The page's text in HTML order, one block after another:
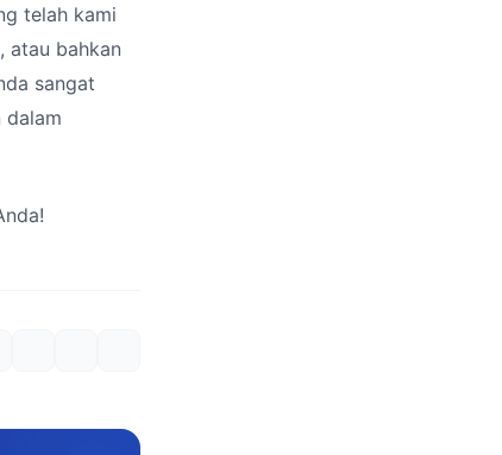
telah kami
atau bahkan
sangat
dalam